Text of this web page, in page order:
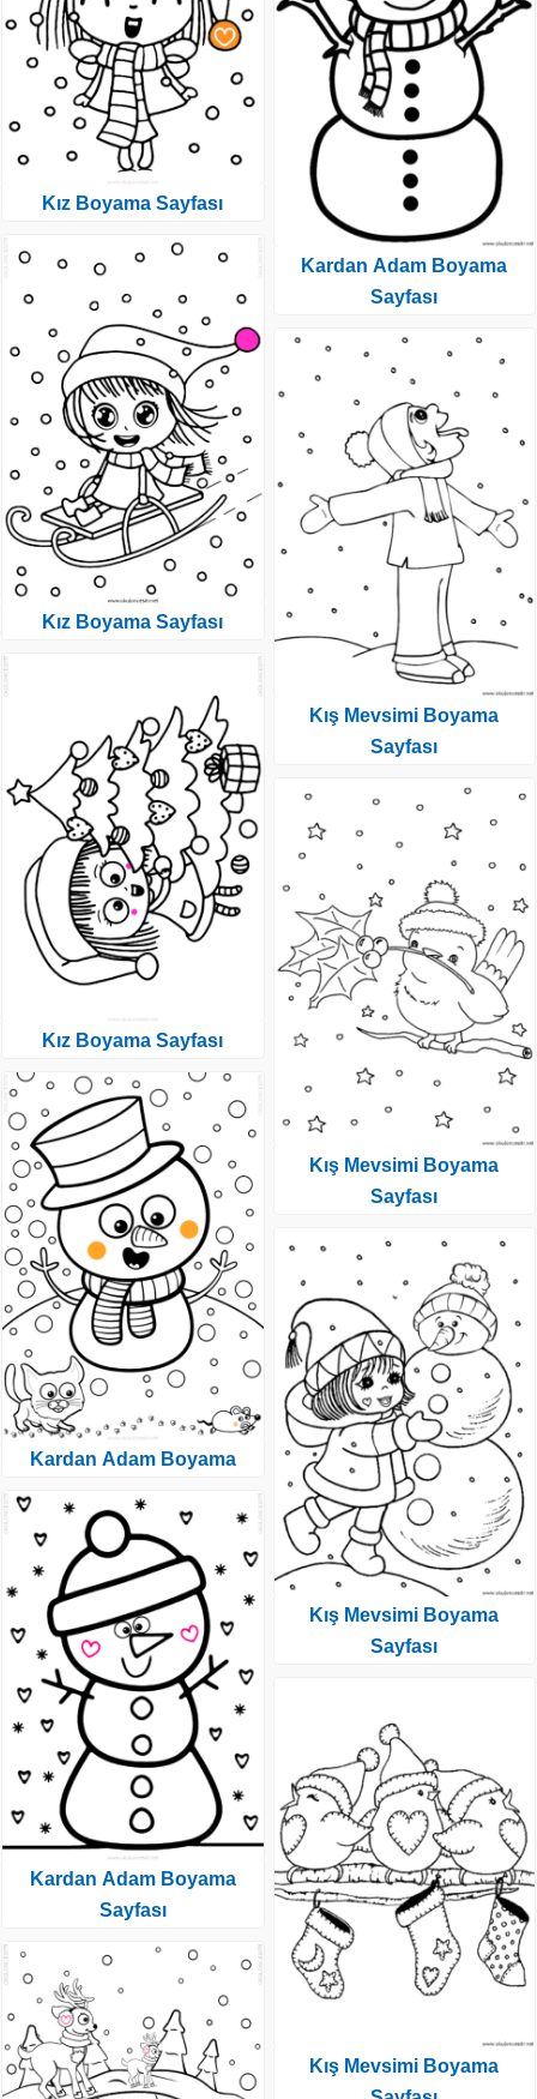
Kız Boyama Sayfası
Kız Boyama Sayfası
Kız Boyama Sayfası
Kardan Adam Boyama
Kardan Adam Boyama
Sayfası
Kardan Adam Boyama
Sayfası
Kış Mevsimi Boyama
Sayfası
Kış Mevsimi Boyama
Sayfası
Kış Mevsimi Boyama
Sayfası
Kış Mevsimi Boyama